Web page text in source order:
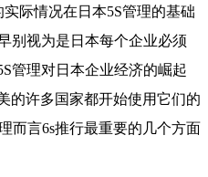
际情况在日本5S管理的基础
别视为是日本每个企业必须
管理对日本企业经济的崛起
的许多国家都开始使用它们的
而言6s推行最重要的几个方面